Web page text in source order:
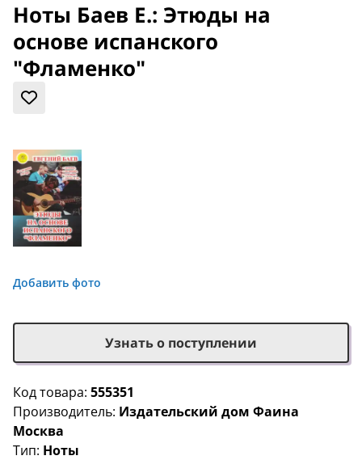
Ноты Баев Е.: Этюды на
основе испанского
"Фламенко"
Добавить фото
Код товара: 555351
Производитель: Издательский дом Фаина
Москва
Тип: Ноты
Узнать о поступлении